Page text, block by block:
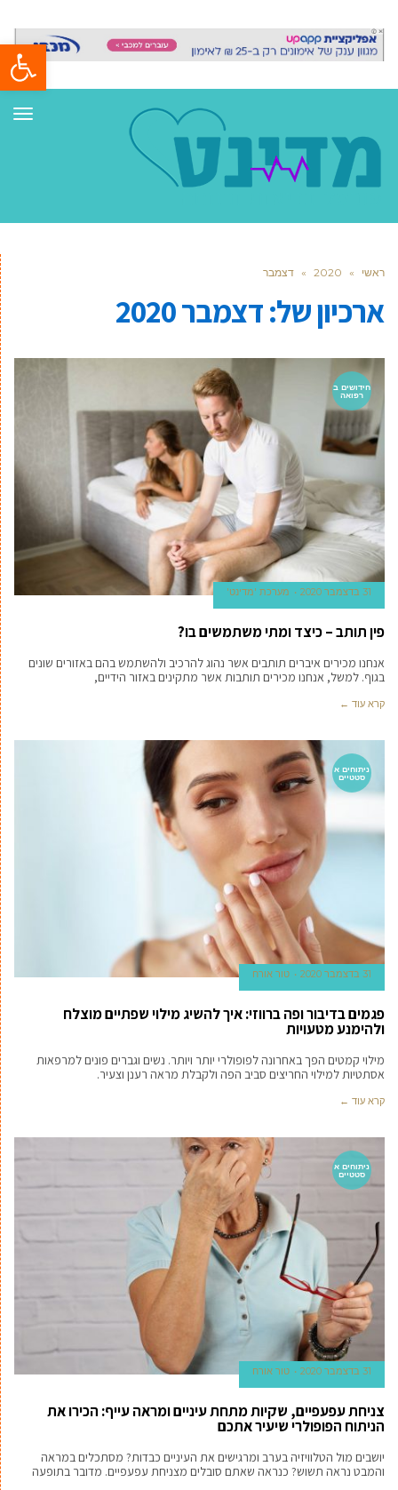
פתח
ראשי »
2020
» דצמבר
ארכיון של:דצמבר 2020
חידושים ב
רפואה
31 בדצמבר 2020 מערכת 'מדינט'
פין תותב – כיצד ומתי משתמשים בו?
אנחנו מכירים איברים תותבים אשר נהוג להרכיב ולהשתמש בהם באזורים שונים
בגוף. למשל, אנחנו מכירים תותבות אשר מתקינים באזור הידיים,
קרא עוד ←
ניתוחים א
סטטיים
31 בדצמבר 2020 טור אורח
פגמים בדיבור ופה ברווזי: איך להשיג מילוי שפתיים מוצלח
ולהימנע מטעויות
מילוי קמטים הפך באחרונה לפופולרי יותר ויותר. נשים וגברים פונים למרפאות
אסתטיות למילוי החריצים סביב הפה ולקבלת מראה רענן וצעיר.
קרא עוד ←
ניתוחים א
סטטיים
31 בדצמבר 2020 טור אורח
צניחת עפעפיים, שקיות מתחת עיניים ומראה עייף: הכירו את
הניתוח הפופולרי שיעיר אתכם
יושבים מול הטלוויזיה בערב ומרגישים את העיניים כבדות? מסתכלים במראה
והמבט נראה תשוש? כנראה שאתם סובלים מצניחת עפעפיים. מדובר בתופעה